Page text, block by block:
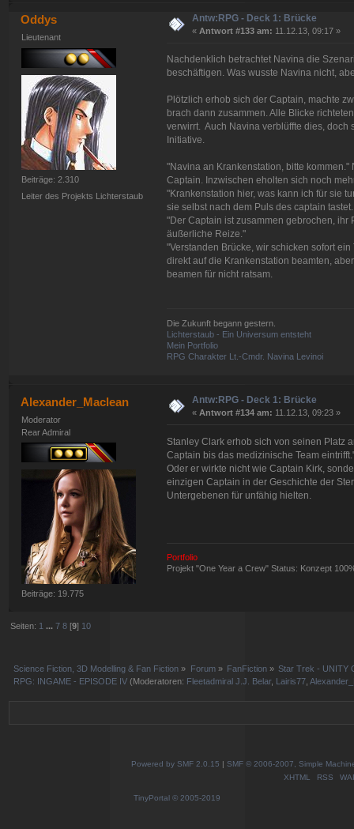
Oddys
Lieutenant
Beiträge: 2.310
Leiter des Projekts Lichterstaub
Antw:RPG - Deck 1: Brücke
« Antwort #133 am: 11.12.13, 09:17 »
Nachdenklich betrachtet Navina die
beschäftigen. Was wusste Navina nicht,
Plötzlich erhob sich der Captain, machte
brach dann zusammen. Alle Blicke
verwirrt. Auch Navina verblüffte dies, doch
Initiative.
"Navina an Krankenstation, bitte
Captain. Inzwischen eholten sich noch
"Krankenstation hier, was kann ich für sie
sie selbst nach dem Puls des captain tastet.
"Der Captain ist zusammen gebrochen, ihr
äußerliche Reize."
"Verstanden Brücke, wir schicken sofort
direkt auf die Krankenstation beamten,
beamen für nicht ratsam.
Die Zukunft begann gestern.
Lichterstaub - Ein Universum entsteht
Mein Portfolio
RPG Charakter Lt.-Cmdr. Navina Levinoi
Alexander_Maclean
Moderator
Rear Admiral
Beiträge: 19.775
Antw:RPG - Deck 1: Brücke
« Antwort #134 am: 11.12.13, 09:23 »
Stanley Clark erhob sich von seinen Platz
Captain bis das medizinische Team
Oder er wirkte nicht wie Captain Kirk,
einzigen Captain in der Geschichte der
Untergebenen für unfähig hielten.
Portfolio
Projekt "One Year a Crew" Status: Konzept
Seiten: 1 ...7 8 [9] 10
Science Fiction, 3D Modelling & Fan Fiction » Forum» FanFiction » Star Trek - UNITY
RPG: INGAME - EPISODE IV (Moderatoren: Fleetadmiral J.J. Belar, Lairis77 ,
Powered by SMF 2.0.15 | SMF © 2006-2007, Simple
XHTML
RSS
TinyPortal © 2005-2019